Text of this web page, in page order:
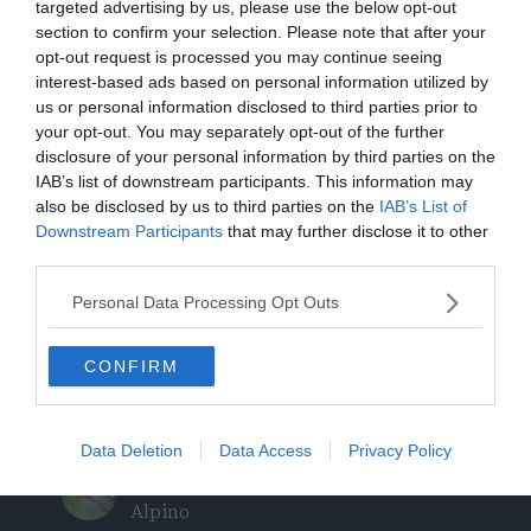
targeted advertising by us, please use the below opt-out
section to confirm your selection. Please note that after your
opt-out request is processed you may continue seeing
interest-based ads based on personal information utilized by
us or personal information disclosed to third parties prior to
your opt-out. You may separately opt-out of the further
disclosure of your personal information by third parties on the
IAB’s list of downstream participants. This information may
also be disclosed by us to third parties on the IAB’s List of
Downstream Participants that may further disclose it to other
Personal Data Processing Opt Outs
CONFIRM
Data Deletion Data Access Privacy Policy
un turista ci entra anche col sup
Calceranica, bimbo e papà recuperati
nel lago a 8 metri di profondità
Solo venerdì un calo delle temperature
ma aumenteranno i temporali
Tragedia in piscina: perde la vita un
Morto Mattia Maestri: aveva 13 anni, in
coma dal 2017 dopo un formaggio
contaminato
Sei escursionisti bloccati dal
Alpino